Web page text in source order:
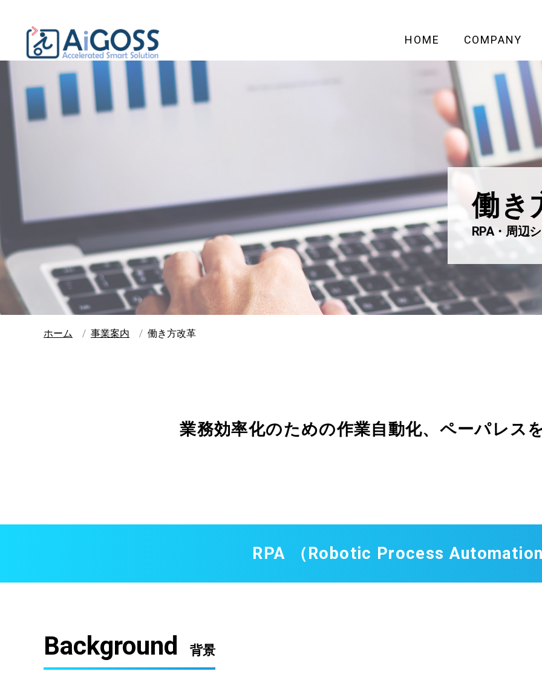
HOME COMPANY
働き
RPA・周辺
ホーム 事業案内 働き方改革
業務効率化のための作業自動化、ペーパレス
RPA （Robotic Process
Background 背景